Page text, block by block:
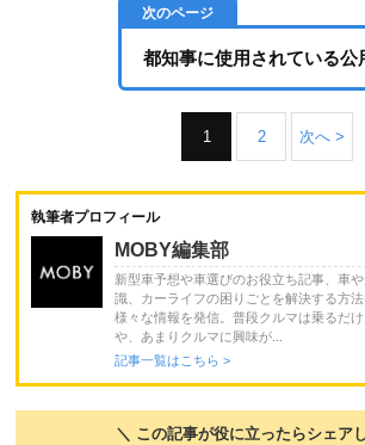
都知事に使用されている公
1 2 次へ >
執筆者プロフィール
MOBY編集部
新型車予想や車選びのお役立ち記事、車
識、カーライフの困りごとを解決する方
様々な情報を発信。普段クルマは乗るだ
や、あまりクルマに興味が...
記事一覧はこちら >
＼ この記事が役に立ったらシェア